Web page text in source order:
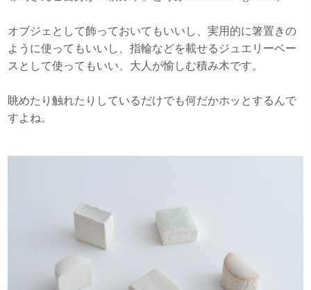
オブジェとして飾っておいてもいいし、実用的に箸置きの
ように使ってもいいし、指輪などを載せるジュエリーベー
スとして使ってもいい、大人が愉しむ積み木です。
眺めたり触れたりしているだけでも何だかホッとするんで
すよね。